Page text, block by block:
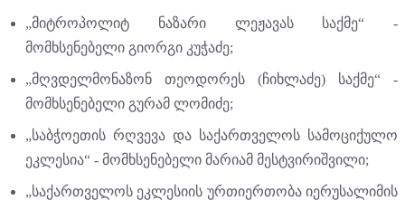
„მიტროპოლიტ ნაზარი ლეჟავას საქმე“ -
მომხსენებელი გიორგი კუჭაძე;
„მღვდელმონაზონ თეოდორეს (ჩიხლაძე) საქმე“ -
მომხსენებელი გურამ ლომიძე;
„საბჭოეთის რღვევა და საქართველოს სამოციქულო
ეკლესია“ - მომხსენებელი მარიამ მესტვირიშვილი;
„საქართველოს ეკლესიის ურთიერთობა იერუსალიმის